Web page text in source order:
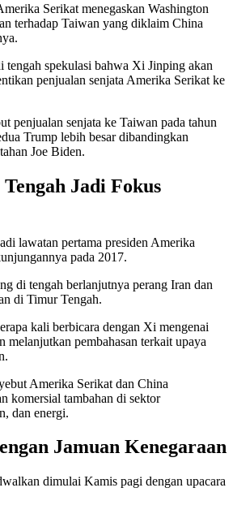
Serikat menegaskan Washington
terhadap Taiwan yang diklaim China
tengah spekulasi bahwa Xi Jinping akan
penjualan senjata Amerika Serikat ke
penjualan senjata ke Taiwan pada tahun
Trump lebih besar dibandingkan
Joe Biden.
Jadi Fokus
lawatan pertama presiden Amerika
pada 2017.
di tengah berlanjutnya perang Iran dan
di Timur Tengah.
kali berbicara dengan Xi mengenai
melanjutkan pembahasan terkait upaya
Amerika Serikat dan China
komersial tambahan di sektor
dan energi.
Jamuan Kenegaraan
dimulai Kamis pagi dengan upacara